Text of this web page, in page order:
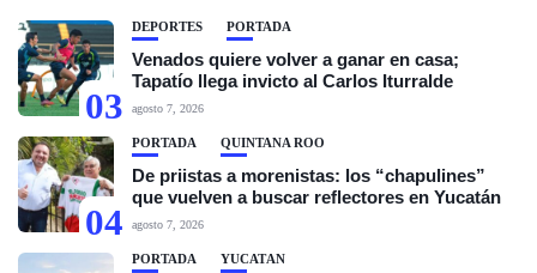
03
DEPORTES PORTADA
Venados quiere volver a ganar en casa;
Tapatío llega invicto al Carlos Iturralde
agosto 7, 2026
04
PORTADA QUINTANA ROO
De priistas a morenistas: los “chapulines”
que vuelven a buscar reflectores en Yucatán
agosto 7, 2026
PORTADA YUCATÁN